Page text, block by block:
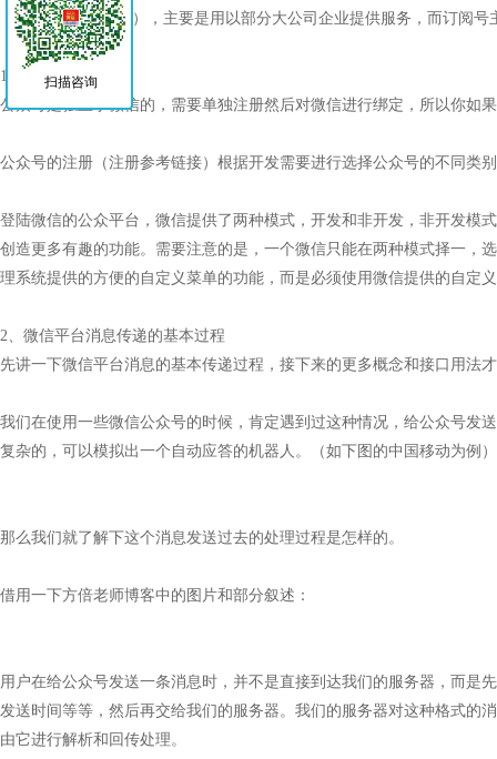
（如中国移动10086），主要是用以部分大公司企业提供服务，而订阅
1.2 公众号注册
公众号是独立于微信的，需要单独注册然后对微信进行绑定，所以你如
公众号的注册（注册参考链接）根据开发需要进行选择公众号的不同类
登陆微信的公众平台，微信提供了两种模式，开发和非开发，非开发模
创造更多有趣的功能。需要注意的是，一个微信只能在两种模式择一，
理系统提供的方便的自定义菜单的功能，而是必须使用微信提供的自定
2、微信平台消息传递的基本过程
先讲一下微信平台消息的基本传递过程，接下来的更多概念和接口用法
我们在使用一些微信公众号的时候，肯定遇到过这种情况，给公众号发
复杂的，可以模拟出一个自动应答的机器人。（如下图的中国移动为例）
那么我们就了解下这个消息发送过去的处理过程是怎样的。
借用一下方倍老师博客中的图片和部分叙述：
用户在给公众号发送一条消息时，并不是直接到达我们的服务器，而是
发送时间等等，然后再交给我们的服务器。我们的服务器对这种格式的
由它进行解析和回传处理。
扫描咨询